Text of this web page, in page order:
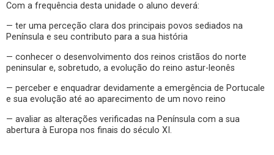
Com a frequência desta unidade o aluno deverá:
— ter uma perceção clara dos principais povos sediados na
Península e seu contributo para a sua história
— conhecer o desenvolvimento dos reinos cristãos do norte
peninsular e, sobretudo, a evolução do reino astur-leonês
— perceber e enquadrar devidamente a emergência de Portucale
e sua evolução até ao aparecimento de um novo reino
— avaliar as alterações verificadas na Península com a sua
abertura à Europa nos finais do século XI.